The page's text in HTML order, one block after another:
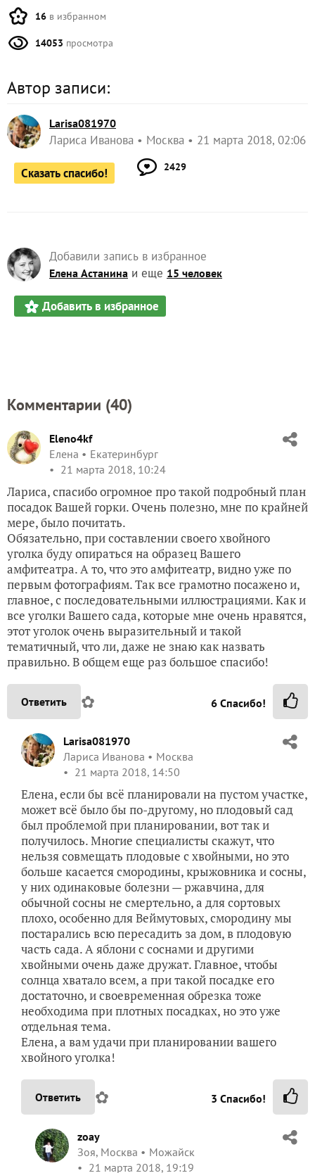
16 в избранном
14053 просмотра
Автор записи:
Larisa081970
Лариса Иванова Москва 21 марта 2018, 02:06
Сказать спасибо! 2429
Добавили запись в избранное
Елена Астанина и еще 15 человек
Добавить в избранное
Комментарии (40)
Eleno4kf
Елена
Екатеринбург
21 марта 2018, 10:24
Лариса, спасибо огромное про такой подробный план
посадок Вашей горки. Очень полезно, мне по крайней
мере, было почитать.
Обязательно, при составлении своего хвойного
уголка буду опираться на образец Вашего
амфитеатра. А то, что это амфитеатр, видно уже по
первым фотографиям. Так все грамотно посажено и,
главное, с последовательными иллюстрациями. Как и
все уголки Вашего сада, которые мне очень нравятся,
этот уголок очень выразительный и такой
тематичный, что ли, даже не знаю как назвать
правильно. В общем еще раз большое спасибо!
Ответить ✿ 6 Спасибо!
Larisa081970
Лариса Иванова
Москва
21 марта 2018, 14:50
Елена, если бы всё планировали на пустом участке,
может всё было бы по-другому, но плодовый сад
был проблемой при планировании, вот так и
получилось. Многие специалисты скажут, что
нельзя совмещать плодовые с хвойными, но это
больше касается смородины, крыжовника и сосны,
у них одинаковые болезни — ржавчина, для
обычной сосны не смертельно, а для сортовых
плохо, особенно для Веймутовых, смородину мы
постарались всю пересадить за дом, в плодовую
часть сада. А яблони с соснами и другими
хвойными очень даже дружат. Главное, чтобы
солнца хватало всем, а при такой посадке его
достаточно, и своевременная обрезка тоже
необходима при плотных посадках, но это уже
отдельная тема.
Елена, а вам удачи при планировании вашего
хвойного уголка!
Ответить ✿ 3 Спасибо!
zoay
Зоя, Москва
Можайск
21 марта 2018, 19:19